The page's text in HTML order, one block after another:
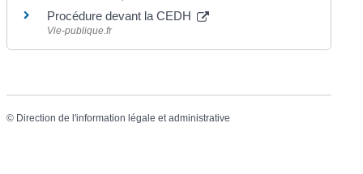
Procédure devant la CEDH
Vie-publique.fr
© Direction de l'information légale et administrative